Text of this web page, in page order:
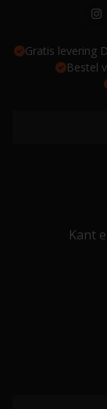
Gratis levering
Bestel
Kant